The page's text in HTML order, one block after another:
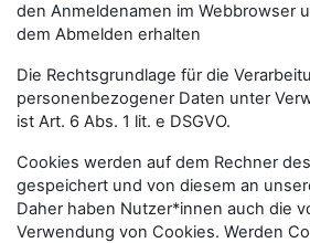
den Anmeldenamen im Webbrowser
dem Abmelden erhalten
Die Rechtsgrundlage für die
personenbezogener Daten unter
ist Art. 6 Abs. 1 lit. e DSGVO.
Cookies werden auf dem Rechner
gespeichert und von diesem an
Daher haben Nutzer*innen auch die
Verwendung von Cookies. Werden